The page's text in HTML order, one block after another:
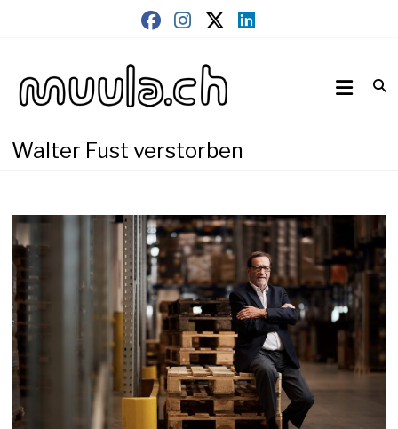
muula.ch
Walter Fust verstorben